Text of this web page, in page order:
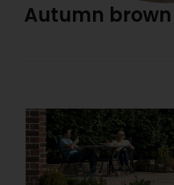
Autumn brown